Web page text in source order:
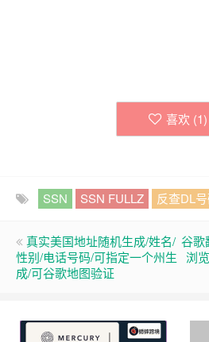
喜欢 (1)
SSN SSN FULLZ 反查DL
真实美国地址随机生成/姓名/
性别/电话号码/可指定一个州生
成/可谷歌地图验证
谷歌
浏